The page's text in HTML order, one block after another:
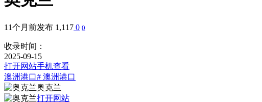
11个月前发布 1,117 0 0
收录时间：
2025-09-15
打开网站手机查看
澳洲港口# 澳洲港口
奥克兰
打开网站